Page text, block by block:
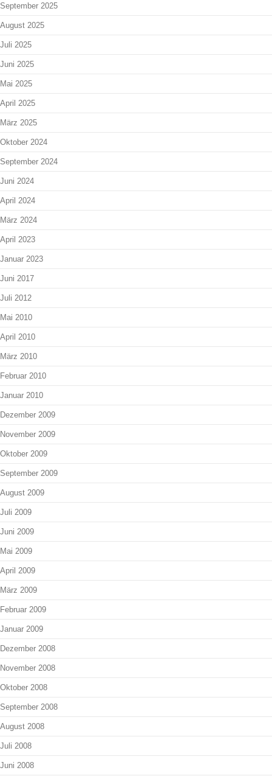
September 2025
August 2025
Juli 2025
Juni 2025
Mai 2025
April 2025
März 2025
Oktober 2024
September 2024
Juni 2024
April 2024
März 2024
April 2023
Januar 2023
Juni 2017
Juli 2012
Mai 2010
April 2010
März 2010
Februar 2010
Januar 2010
Dezember 2009
November 2009
Oktober 2009
September 2009
August 2009
Juli 2009
Juni 2009
Mai 2009
April 2009
März 2009
Februar 2009
Januar 2009
Dezember 2008
November 2008
Oktober 2008
September 2008
August 2008
Juli 2008
Juni 2008